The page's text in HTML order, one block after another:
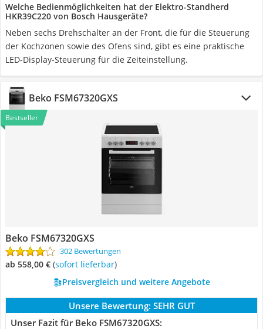
Welche Bedienmöglichkeiten hat der Elektro-Standherd
HKR39C220 von Bosch Hausgeräte?
Neben sechs Drehschalter an der Front, die für die Steuerung
der Kochzonen sowie des Ofens sind, gibt es eine praktische
LED-Display-Steuerung für die Zeiteinstellung.
Beko FSM67320GXS
Bestseller
Beko FSM67320GXS
302 Bewertungen
ab 558,00 € ( Sofort lieferbar)
Preisvergleich und weitere Angebote
Unsere Bewertung: SEHR GUT
Unser Fazit für Beko FSM67320GXS: